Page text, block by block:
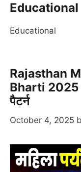
Educational
Educational
Rajasthan
Bharti 2025 –
पैटर्न
October 4, 2025